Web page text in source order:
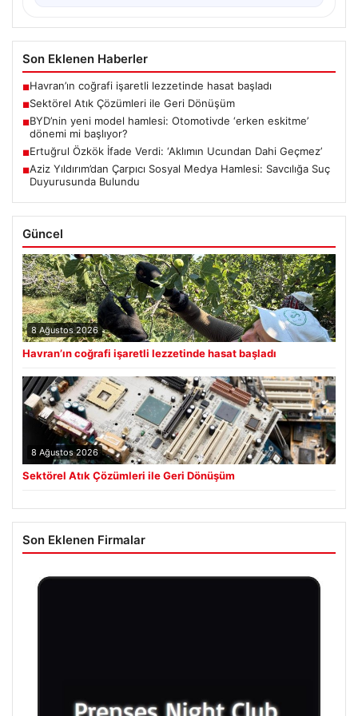
Son Eklenen Haberler
■Havran’ın coğrafi işaretli lezzetinde hasat başladı
■Sektörel Atık Çözümleri ile Geri Dönüşüm
■BYD’nin yeni model hamlesi: Otomotivde ‘erken eskitme’
dönemi mi başlıyor?
■Ertuğrul Özkök İfade Verdi: ‘Aklımın Ucundan Dahi Geçmez’
■Aziz Yıldırım’dan Çarpıcı Sosyal Medya Hamlesi: Savcılığa Suç
Duyurusunda Bulundu
Güncel
8 Ağustos 2026
Havran’ın coğrafi işaretli lezzetinde hasat başladı
8 Ağustos 2026
Sektörel Atık Çözümleri ile Geri Dönüşüm
Son Eklenen Firmalar